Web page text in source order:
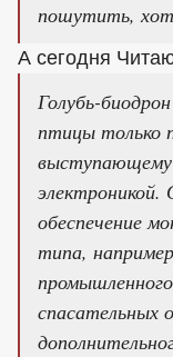
пошутить,
А сегодня
Голубь-
птицы только
выступающему
электроникой.
обеспечение
типа,
спасательных